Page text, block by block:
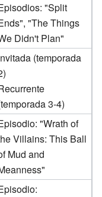
"Split
"The Things
Didn't Plan"
(temporada
3-4)
"Wrath of
Villains: This Ball
Mud and